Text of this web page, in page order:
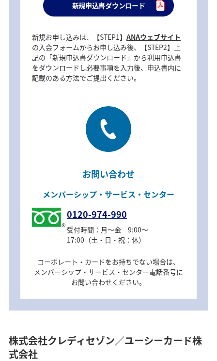
新規申込書ダウンロード
新規お申し込みは、【STEP1】 ANAウェブサイト
の入会フォームからお申し込み後、【STEP2】上
記の「新規申込書ダウンロード」から利用申込書
をダウンロードし必要事項を入力後、申込書内に
記載のある方法でご提出ください。
お問い合わせ
メンバーシップ・サービス・センター
0120-974-990
受付時間：月～金 9:00～
17:00（土・日・祝：休）
コーポレート・カードをお持ちでない場合は、
メンバーシップ・サービス・センター電話番号に
お問い合わせください。
株式会社クレディセゾン／ユーシーカード株
式会社